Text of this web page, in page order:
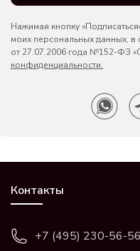
Нажимая кнопку
моих персональных данных, в
от 27.07.2006 года №152-ФЗ
конфиденциальности.
Контакты
+7 (495) 230-56-56